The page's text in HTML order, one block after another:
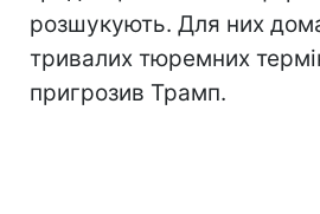
розшукують. Для них
тривалих тюремних
пригрозив Трамп.